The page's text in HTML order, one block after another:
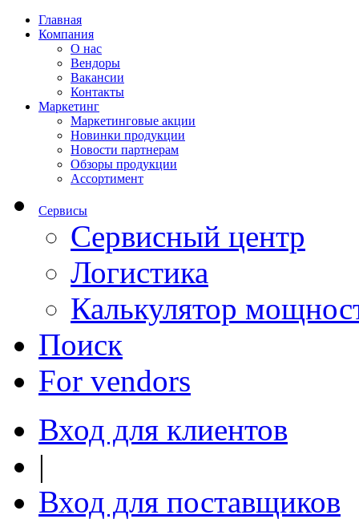
Главная
Компания
О нас
Вендоры
Вакансии
Контакты
Маркетинг
Маркетинговые акции
Новинки продукции
Новости партнерам
Обзоры продукции
Ассортимент
Сервисы
Сервисный центр
Логистика
Калькулятор
Поиск
For vendors
Вход для клиентов
|
Вход для поставщиков